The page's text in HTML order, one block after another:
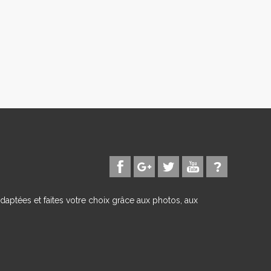
et faites votre choix grâce aux photos, aux